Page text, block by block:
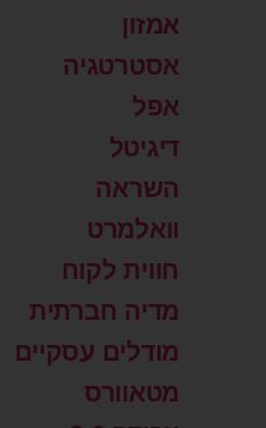
אמזון
אסטרטגיה
אפל
דיגיטל
השראה
וואלמרט
חווית לקוח
מדיה חברתית
מודלים עסקיים
מטאוורס